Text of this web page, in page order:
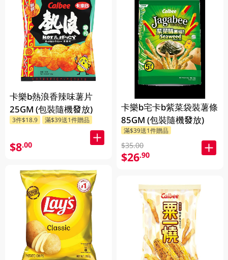
卡樂b熱浪香辣味薯片
25GM (包裝隨機發放)
3件$18.9 滿$39送1件贈品
$8.00
卡樂b宅卡b紫菜袋裝薯條
85GM (包裝隨機發放)
滿$39送1件贈品
$35.00
$26.90